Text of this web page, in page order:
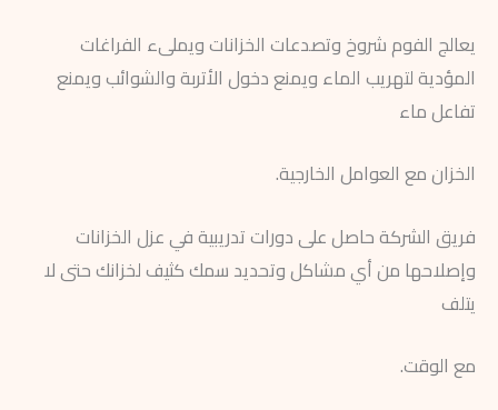
يعالج الفوم شروخ وتصدعات الخزانات ويملىء الفراغات
المؤدية لتهريب الماء ويمنع دخول الأتربة والشوائب ويمنع
تفاعل ماء
الخزان مع العوامل الخارجية.
فريق الشركة حاصل على دورات تدريبية في عزل الخزانات
وإصلاحها من أي مشاكل وتحديد سمك كثيف لخزانك حتى لا
يتلف
مع الوقت.